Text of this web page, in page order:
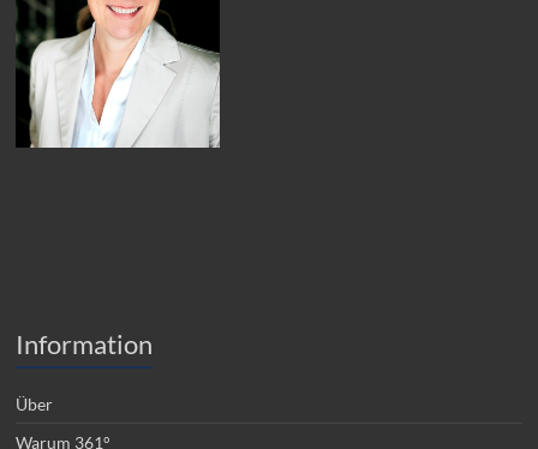
Information
Über
Warum 361°